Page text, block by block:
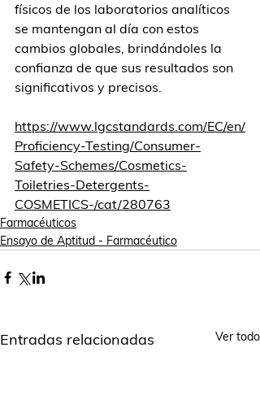
físicos de los laboratorios analíticos
se mantengan al día con estos
cambios globales, brindándoles la
confianza de que sus resultados son
significativos y precisos.
https://www.lgcstandards.com/EC/en/
Proficiency-Testing/Consumer-
Safety-Schemes/Cosmetics-
Toiletries-Detergents-
COSMETICS-/cat/280763
Farmacéuticos
Ensayo de Aptitud - Farmacéutico
Entradas relacionadas Ver todo